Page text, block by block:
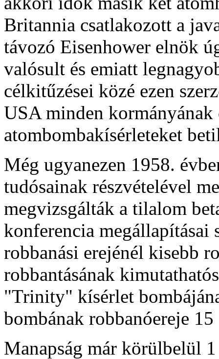
Britannia csatlakozott a
távozó Eisenhower elnök
valósult és emiatt
célkitűzései közé ezen
USA minden kormányának
atombombakísérleteket
Még ugyanezen 1958.
tudósainak részvételével
megvizsgálták a tilalom
konferencia
robbanási erejénél kisebb
robbantásának
"Trinity" kísérlet
bombának robbanóereje
Manapság már körülbelül